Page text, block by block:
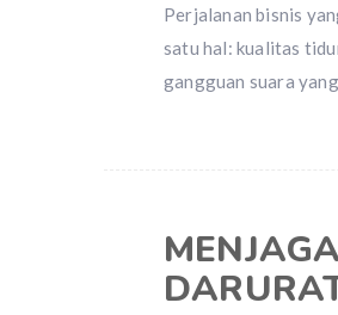
Perjalanan bisnis
satu hal: kualitas
gangguan suara